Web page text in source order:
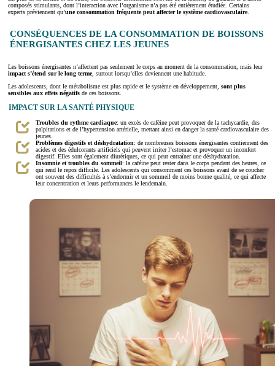
composés stimulants, dont l’interaction avec l’organisme n’a pas été entièrement étudiée. Certains
experts préviennent qu’une consommation fréquente peut affecter le système cardiovasculaire.
CONSÉQUENCES DE LA CONSOMMATION DE BOISSONS
ÉNERGISANTES CHEZ LES JEUNES
Les boissons énergisantes n’affectent pas seulement le corps au moment de la consommation, mais leur
impact s’étend sur le long terme, surtout lorsqu’elles deviennent une habitude.
Les adolescents, dont le métabolisme est plus rapide et le système en développement, sont plus
sensibles aux effets négatifs de ces boissons.
IMPACT SUR LA SANTÉ PHYSIQUE
Troubles du rythme cardiaque: un excès de caféine peut provoquer de la tachycardie, des
palpitations et de l’hypertension artérielle, mettant ainsi en danger la santé cardiovasculaire des
jeunes.
Problèmes digestifs et déshydratation: de nombreuses boissons énergisantes contiennent des
acides et des édulcorants artificiels qui peuvent irriter l’estomac et provoquer un inconfort
digestif. Elles sont également diurétiques, ce qui peut entraîner une déshydratation.
Insomnie et troubles du sommeil: la caféine peut rester dans le corps pendant des heures, ce
qui rend le repos difficile. Les adolescents qui consomment ces boissons avant de se coucher
ont souvent des difficultés à s’endormir et un sommeil de moins bonne qualité, ce qui affecte
leur concentration et leurs performances le lendemain.